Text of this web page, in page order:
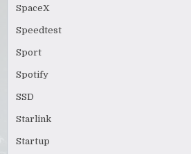
SpaceX
Speedtest
Sport
Spotify
SSD
Starlink
Startup